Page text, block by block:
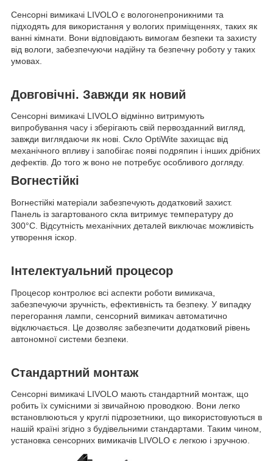
Сенсорні вимикачі LIVOLO є вологонепроникними та
підходять для використання у вологих приміщеннях, таких як
ванні кімнати. Вони відповідають вимогам безпеки та захисту
від вологи, забезпечуючи надійну та безпечну роботу у таких
умовах.
Довговічні. Завжди як новий
Сенсорні вимикачі LIVOLO відмінно витримують
випробування часу і зберігають свій первозданний вигляд,
завжди виглядаючи як нові. Скло OptiWite захищає від
механічного впливу і запобігає появі подряпин і інших дрібних
дефектів. До того ж воно не потребує особливого догляду.
Вогнестійкі
Вогнестійкі матеріали забезпечують додатковий захист.
Панель із загартованого скла витримує температуру до
300°С. Відсутність механічних деталей виключає можливість
утворення іскор.
Інтелектуальний процесор
Процесор контролює всі аспекти роботи вимикача,
забезпечуючи зручність, ефективність та безпеку. У випадку
перегорання лампи, сенсорний вимикач автоматично
відключається. Це дозволяє забезпечити додатковий рівень
автономної системи безпеки.
Стандартний монтаж
Сенсорні вимикачі LIVOLO мають стандартний монтаж, що
робить їх сумісними зі звичайною проводкою. Вони легко
встановлюються у круглі підрозетники, що використовуються в
нашій країні згідно з будівельними стандартами. Таким чином,
установка сенсорних вимикачів LIVOLO є легкою і зручною.